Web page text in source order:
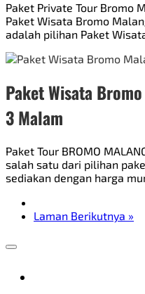
Paket Private Tour Bromo
Paket Wisata Bromo
adalah pilihan Paket
Paket Wisata
3 Malam
Paket Tour BROMO
salah satu dari pilihan
sediakan dengan harga
Laman Berikutnya »